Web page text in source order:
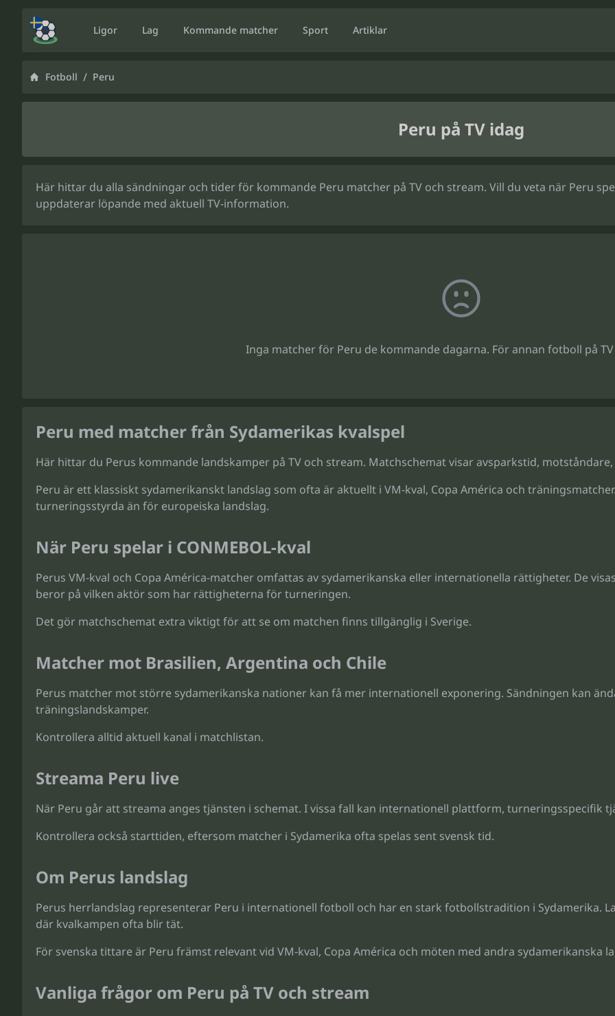
Ligor Lag Kommande matcher Sport Artiklar
Fotboll / Peru
Peru på TV idag
Här hittar du alla sändningar och tider för kommande Peru matcher på TV och stream. Vill du veta när Peru
uppdaterar löpande med aktuell TV-information.
Inga matcher för Peru de kommande dagarna. För annan fotboll på
Peru med matcher från Sydamerikas kvalspel
Här hittar du Perus kommande landskamper på TV och stream. Matchschemat visar avsparkstid,
Peru är ett klassiskt sydamerikanskt landslag som ofta är aktuellt i VM-kval, Copa América och
turneringsstyrda än för europeiska landslag.
När Peru spelar i CONMEBOL-kval
Perus VM-kval och Copa América-matcher omfattas av sydamerikanska eller internationella rättigheter. De
beror på vilken aktör som har rättigheterna för turneringen.
Det gör matchschemat extra viktigt för att se om matchen finns tillgänglig i Sverige.
Matcher mot Brasilien, Argentina och Chile
Perus matcher mot större sydamerikanska nationer kan få mer internationell exponering. Sändningen kan
träningslandskamper.
Kontrollera alltid aktuell kanal i matchlistan.
Streama Peru live
När Peru går att streama anges tjänsten i schemat. I vissa fall kan internationell plattform, turneringsspecifik
Kontrollera också starttiden, eftersom matcher i Sydamerika ofta spelas sent svensk tid.
Om Perus landslag
Perus herrlandslag representerar Peru i internationell fotboll och har en stark fotbollstradition i Sydamerika.
där kvalkampen ofta blir tät.
För svenska tittare är Peru främst relevant vid VM-kval, Copa América och möten med andra sydamerikanska
Vanliga frågor om Peru på TV och stream